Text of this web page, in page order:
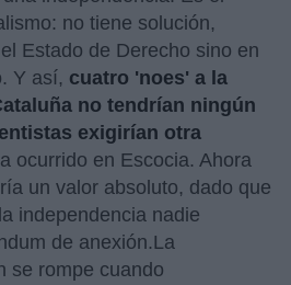
no tiene solución,
Estado de Derecho sino en
Y así, cuatro 'noes' a la
no tendrían ningún
exigirían otra
ocurrido en Escocia. Ahora
un valor absoluto, dado que
independencia nadie
de anexión.La
se rompe cuando